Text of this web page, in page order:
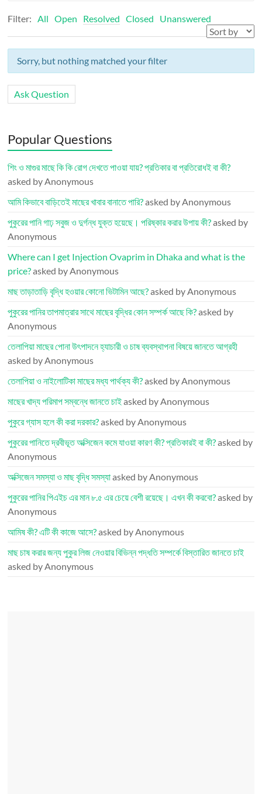
Filter: All Open Resolved Closed Unanswered
Sorry, but nothing matched your filter
Ask Question
Popular Questions
শিং ও মাগুর মাছে কি কি রোগ দেখতে পাওয়া যায়? প্রতিকার বা প্রতিরোধই বা কী?
asked by Anonymous
আমি কিভাবে বাড়িতেই মাছের খাবার বানাতে পারি?asked by Anonymous
পুকুরের পানি গাঢ় সবুজ ও দুর্গন্ধ যুক্ত হয়েছে। পরিষ্কার করার উপায় কী?asked by
Anonymous
Where can I get Injection Ovaprim in Dhaka and what is the
price?asked by Anonymous
মাছ তাড়াতাড়ি বৃদ্ধি হওয়ার কোনো ভিটামিন আছে?asked by Anonymous
পুকুরের পানির তাপমাত্রার সাথে মাছের বৃদ্ধির কোন সম্পর্ক আছে কি?asked by
Anonymous
তেলাপিয়া মাছের পোনা উৎপাদনে হ্যাচারী ও চাষ ব্যবস্থাপনা বিষয়ে জানতে আগ্রহী
asked by Anonymous
তেলাপিয়া ও নাইলোটিকা মাছের মধ্য পার্থক্য কী?asked by Anonymous
মাছের খাদ্য পরিমাপ সম্বন্ধে জানতে চাইasked by Anonymous
পুকুরে গ্যাস হলে কী করা দরকার?asked by Anonymous
পুকুরের পানিতে দ্রবীভূত অক্সিজেন কমে যাওয়া কারণ কী? প্রতিকারই বা কী?asked by
Anonymous
অক্সিজেন সমস্যা ও মাছ বৃদ্ধি সমস্যাasked by Anonymous
পুকুরের পানির পিএইচ এর মান ৮.৫ এর চেয়ে বেশী রয়েছে। এখন কী করবো?asked by
Anonymous
আমিষ কী? এটি কী কাজে আসে?asked by Anonymous
মাছ চাষ করার জন্য পুকুর লিজ নেওয়ার বিভিন্ন পদ্ধতি সম্পর্কে বিস্তারিত জানতে চাই
asked by Anonymous